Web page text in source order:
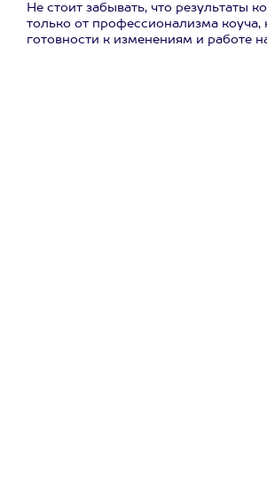
Не стоит забывать, что результаты
только от профессионализма коуча,
готовности к изменениям и работе